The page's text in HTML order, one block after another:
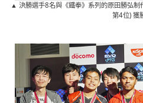
▲ 決勝選手8名與《鐵拳》系列的原田勝弘
第4位) 獲